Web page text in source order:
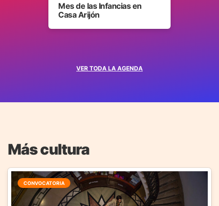
VER TODA LA AGENDA
Mes de las Infancias en
Casa Arijón
Más cultura
CONVOCATORIA